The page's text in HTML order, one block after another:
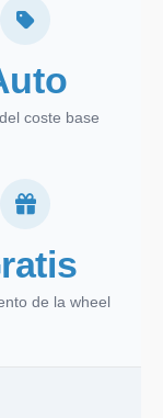
coste base
de la wheel